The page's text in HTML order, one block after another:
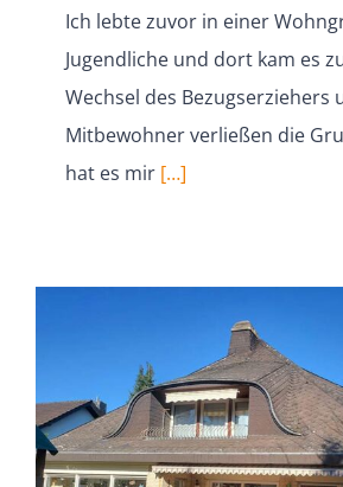
Ich lebte zuvor in einer
Jugend­liche und dort kam es
Wechsel des Bezugs­er­ziehers
Mitbe­wohner verließen die
hat es mir […]